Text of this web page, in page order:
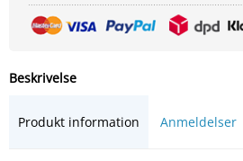
Beskrivelse
Produkt information Anmeldelser